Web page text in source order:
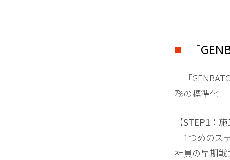
「
「
務の標準化」
【STEP1：
1つめのス
社員の早期